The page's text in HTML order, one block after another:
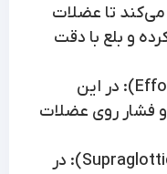
می‌کند تا عضلات
و بلع با دقت
مانور بلع با تقلا (Effortful Swallow): در این
و فشار روی عضلات
مانور سوپراگلوتیک (Supraglottic Swallow): در